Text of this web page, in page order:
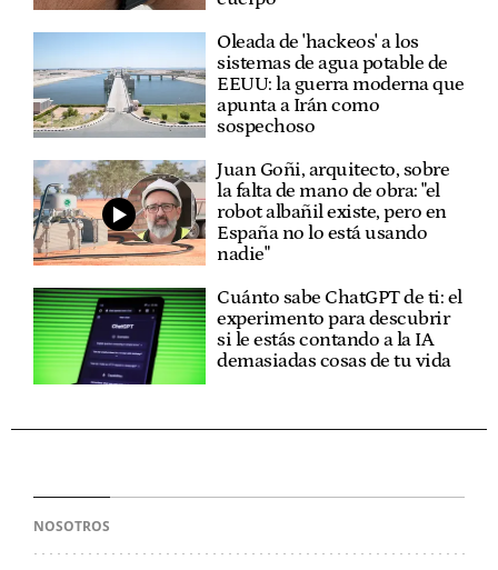
Oleada de 'hackeos' a los
sistemas de agua potable de
EEUU: la guerra moderna que
apunta a Irán como
sospechoso
Juan Goñi, arquitecto, sobre
la falta de mano de obra: "el
robot albañil existe, pero en
España no lo está usando
nadie"
Cuánto sabe ChatGPT de ti: el
experimento para descubrir
si le estás contando a la IA
demasiadas cosas de tu vida
NOSOTROS